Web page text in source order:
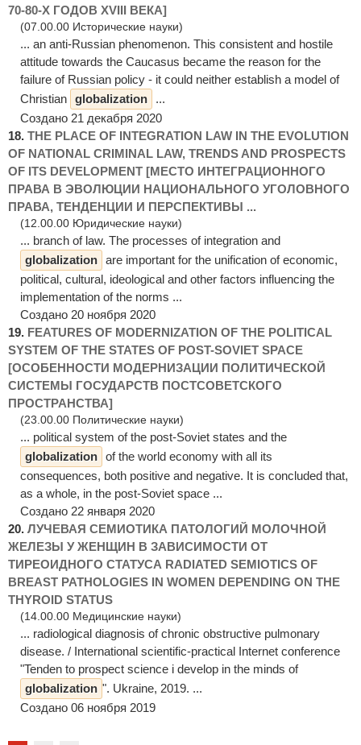
70-80-Х ГОДОВ XVIII ВЕКА]
(07.00.00 Исторические науки)
... an anti-Russian phenomenon. This consistent and hostile
attitude towards the Caucasus became the reason for the
failure of Russian policy - it could neither establish a model of
Christian globalization
...
Создано 21 декабря 2020
18. THE PLACE OF INTEGRATION LAW IN THE EVOLUTION
OF NATIONAL CRIMINAL LAW, TRENDS AND PROSPECTS
OF ITS DEVELOPMENT [МЕСТО ИНТЕГРАЦИОННОГО
ПРАВА В ЭВОЛЮЦИИ НАЦИОНАЛЬНОГО УГОЛОВНОГО
ПРАВА, ТЕНДЕНЦИИ И ПЕРСПЕКТИВЫ ...
(12.00.00 Юридические науки)
... branch of law. The processes of integration and
globalization are important for the unification of economic,
political, cultural, ideological and other factors influencing the
implementation of the norms ...
Создано 20 ноября 2020
19. FEATURES OF MODERNIZATION OF THE POLITICAL
SYSTEM OF THE STATES OF POST-SOVIET SPACE
[ОСОБЕННОСТИ МОДЕРНИЗАЦИИ ПОЛИТИЧЕСКОЙ
СИСТЕМЫ ГОСУДАРСТВ ПОСТСОВЕТСКОГО
ПРОСТРАНСТВА]
(23.00.00 Политические науки)
... political system of the post-Soviet states and the
globalization of the world economy with all its
consequences, both positive and negative. It is concluded that,
as a whole, in the post-Soviet space ...
Создано 22 января 2020
20. ЛУЧЕВАЯ СЕМИОТИКА ПАТОЛОГИЙ МОЛОЧНОЙ
ЖЕЛЕЗЫ У ЖЕНЩИН В ЗАВИСИМОСТИ ОТ
ТИРЕОИДНОГО СТАТУСА RADIATED SEMIOTICS OF
BREAST PATHOLOGIES IN WOMEN DEPENDING ON THE
THYROID STATUS
(14.00.00 Медицинские науки)
... radiological diagnosis of chronic obstructive pulmonary
disease. / International scientific-practical Internet conference
"Tenden to prospect science i develop in the minds of
globalization ". Ukraine, 2019. ...
Создано 06 ноября 2019